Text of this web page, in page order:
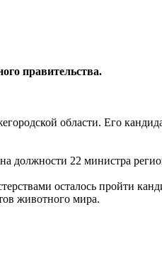
правительства.
области. Его
должности 22 министра
осталось пройти
животного мира.